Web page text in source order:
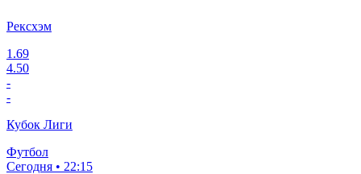
Рексхэм
1.69
4.50
-
-
Кубок Лиги
Футбол
Сегодня • 22:15